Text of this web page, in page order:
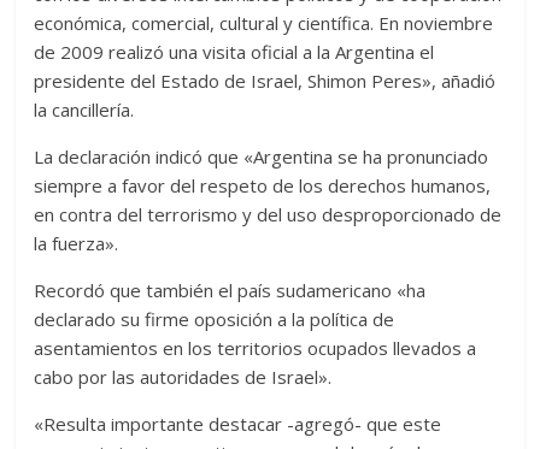
económica, comercial, cultural y científica. En noviembre
de 2009 realizó una visita oficial a la Argentina el
presidente del Estado de Israel, Shimon Peres», añadió
la cancillería.
La declaración indicó que «Argentina se ha pronunciado
siempre a favor del respeto de los derechos humanos,
en contra del terrorismo y del uso desproporcionado de
la fuerza».
Recordó que también el país sudamericano «ha
declarado su firme oposición a la política de
asentamientos en los territorios ocupados llevados a
cabo por las autoridades de Israel».
«Resulta importante destacar -agregó- que este